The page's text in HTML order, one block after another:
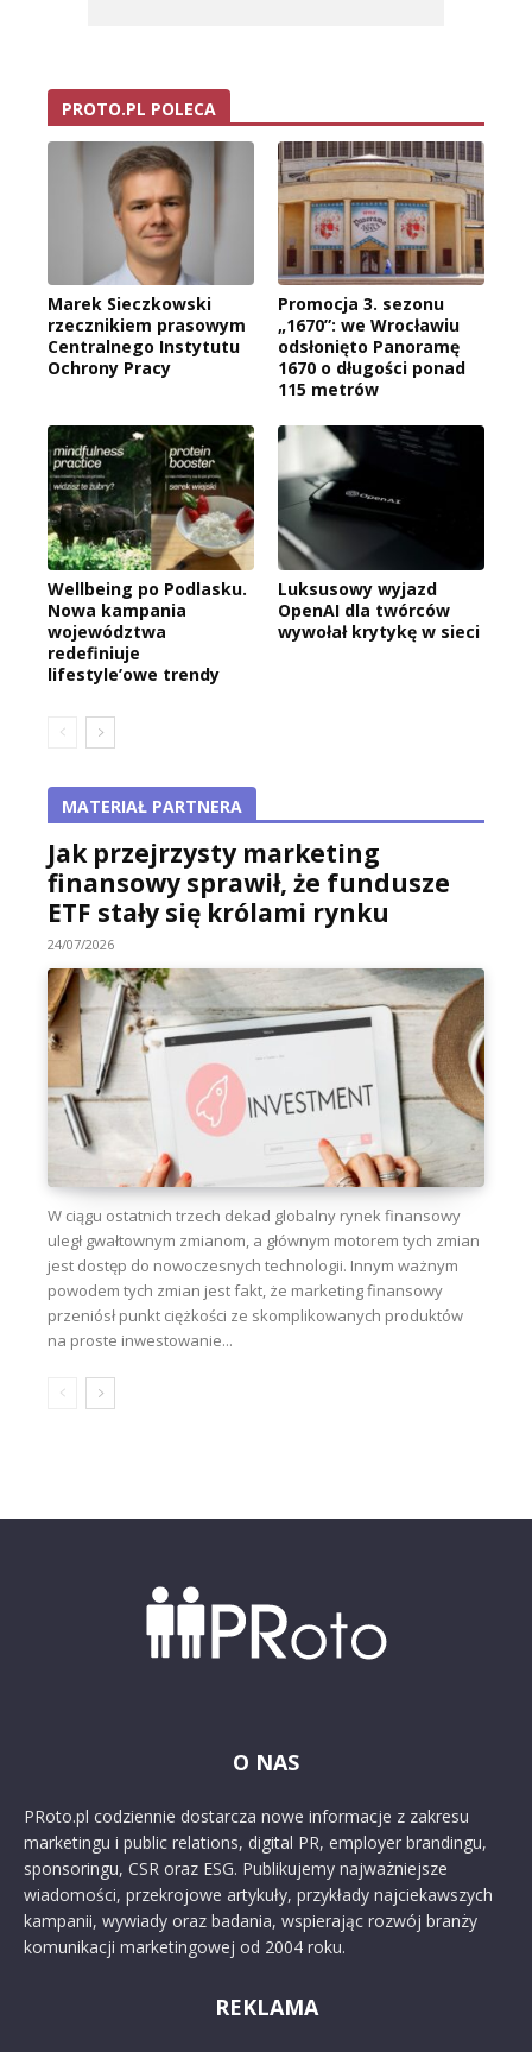
PROTO.PL POLECA
Marek Sieczkowski
rzecznikiem prasowym
Centralnego Instytutu
Ochrony Pracy
Promocja 3. sezonu
„1670”: we Wrocławiu
odsłonięto Panoramę
1670 o długości ponad
115 metrów
Wellbeing po Podlasku.
Nowa kampania
województwa
redefiniuje
lifestyle’owe trendy
Luksusowy wyjazd
OpenAI dla twórców
wywołał krytykę w sieci
MATERIAŁ PARTNERA
Jak przejrzysty marketing
finansowy sprawił, że fundusze
ETF stały się królami rynku
24/07/2026
W ciągu ostatnich trzech dekad globalny rynek finansowy
uległ gwałtownym zmianom, a głównym motorem tych zmian
jest dostęp do nowoczesnych technologii. Innym ważnym
powodem tych zmian jest fakt, że marketing finansowy
przeniósł punkt ciężkości ze skomplikowanych produktów
na proste inwestowanie...
O NAS
PRoto.pl codziennie dostarcza nowe informacje z zakresu
marketingu i public relations, digital PR, employer brandingu,
sponsoringu, CSR oraz ESG. Publikujemy najważniejsze
wiadomości, przekrojowe artykuły, przykłady najciekawszych
kampanii, wywiady oraz badania, wspierając rozwój branży
komunikacji marketingowej od 2004 roku.
REKLAMA